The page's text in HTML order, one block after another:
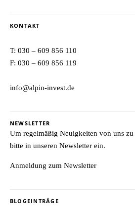
KONTAKT
T: 030 – 609 856 110
F: 030 – 609 856 119
info@alpin-invest.de
NEWSLETTER
Um regelmäßig Neuigkeiten von uns zu
bitte in unseren Newsletter ein.
Anmeldung zum Newsletter
BLOGEINTRÄGE